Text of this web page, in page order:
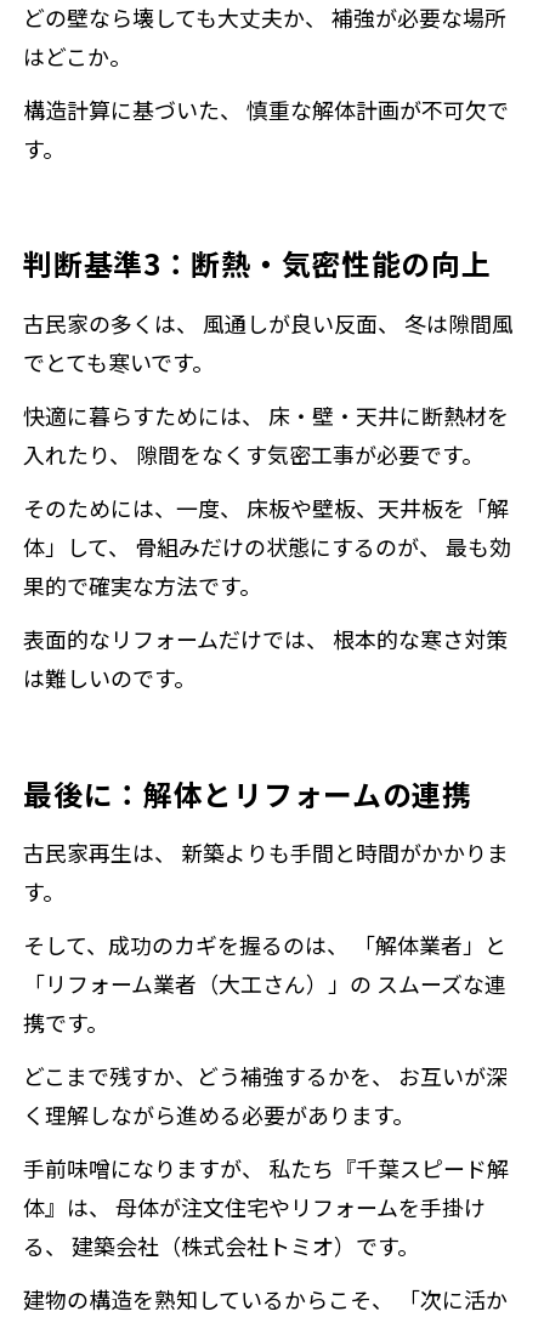
どの壁なら壊しても大丈夫か、 補強が必要な場所
はどこか。
構造計算に基づいた、 慎重な解体計画が不可欠で
す。
判断基準3：断熱・気密性能の向上
古民家の多くは、 風通しが良い反面、 冬は隙間風
でとても寒いです。
快適に暮らすためには、 床・壁・天井に断熱材を
入れたり、 隙間をなくす気密工事が必要です。
そのためには、一度、 床板や壁板、天井板を「解
体」して、 骨組みだけの状態にするのが、 最も効
果的で確実な方法です。
表面的なリフォームだけでは、 根本的な寒さ対策
は難しいのです。
最後に：解体とリフォームの連携
古民家再生は、 新築よりも手間と時間がかかりま
す。
そして、成功のカギを握るのは、 「解体業者」と
「リフォーム業者（大工さん）」の スムーズな連
携です。
どこまで残すか、どう補強するかを、 お互いが深
く理解しながら進める必要があります。
手前味噌になりますが、 私たち『千葉スピード解
体』は、 母体が注文住宅やリフォームを手掛け
る、 建築会社（株式会社トミオ）です。
建物の構造を熟知しているからこそ、 「次に活か